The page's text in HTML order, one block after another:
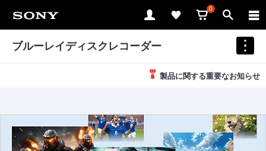
0
ブルーレイディスクレコーダー
製品に関する重要なお知らせ